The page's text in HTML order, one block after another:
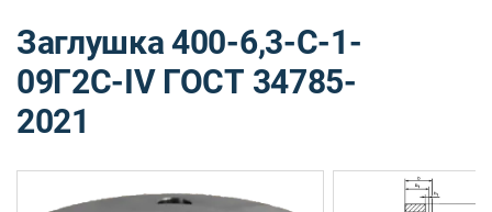
Заглушка 400-6,3-C-1-
09Г2С-IV ГОСТ 34785-
2021